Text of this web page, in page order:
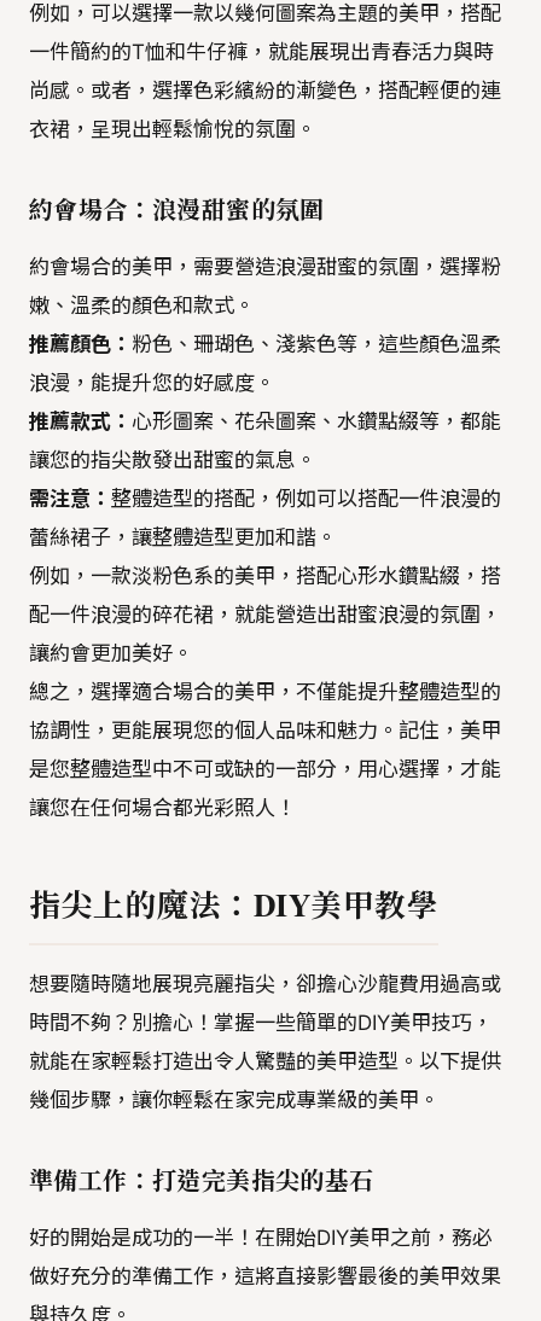
例如，可以選擇一款以幾何圖案為主題的美甲，搭配
一件簡約的T恤和牛仔褲，就能展現出青春活力與時
尚感。或者，選擇色彩繽紛的漸變色，搭配輕便的連
衣裙，呈現出輕鬆愉悅的氛圍。
約會場合：浪漫甜蜜的氛圍
約會場合的美甲，需要營造浪漫甜蜜的氛圍，選擇粉
嫩、溫柔的顏色和款式。
推薦顏色： 粉色、珊瑚色、淺紫色等，這些顏色溫柔
浪漫，能提升您的好感度。
推薦款式： 心形圖案、花朵圖案、水鑽點綴等，都能
讓您的指尖散發出甜蜜的氣息。
需注意： 整體造型的搭配，例如可以搭配一件浪漫的
蕾絲裙子，讓整體造型更加和諧。
例如，一款淡粉色系的美甲，搭配心形水鑽點綴，搭
配一件浪漫的碎花裙，就能營造出甜蜜浪漫的氛圍，
讓約會更加美好。
總之，選擇適合場合的美甲，不僅能提升整體造型的
協調性，更能展現您的個人品味和魅力。記住，美甲
是您整體造型中不可或缺的一部分，用心選擇，才能
讓您在任何場合都光彩照人！
指尖上的魔法：DIY美甲教學
想要隨時隨地展現亮麗指尖，卻擔心沙龍費用過高或
時間不夠？別擔心！掌握一些簡單的DIY美甲技巧，
就能在家輕鬆打造出令人驚豔的美甲造型。以下提供
幾個步驟，讓你輕鬆在家完成專業級的美甲。
準備工作：打造完美指尖的基石
好的開始是成功的一半！在開始DIY美甲之前，務必
做好充分的準備工作，這將直接影響最後的美甲效果
與持久度。